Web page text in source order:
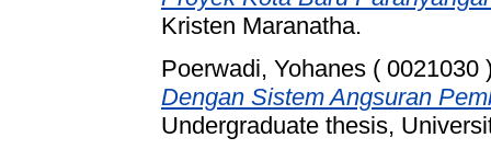
Kristen Maranatha.
Poerwadi, Yohanes ( 0021030
Dengan Sistem Angsuran
Undergraduate thesis,